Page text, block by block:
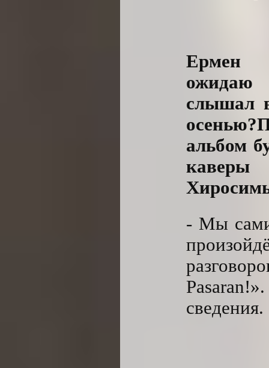
Ермен
ожидаю
слышал
альбом
- Мы сами
сведения.